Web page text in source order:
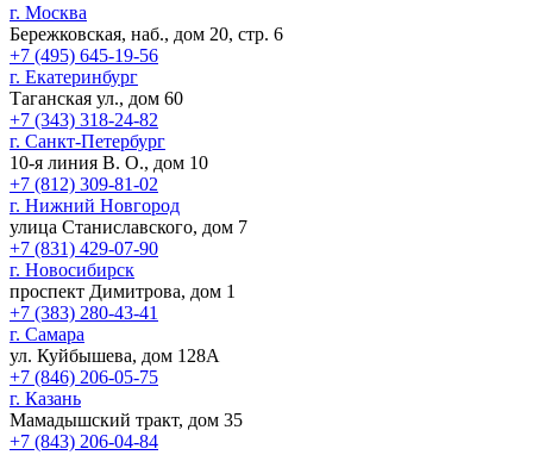
г. Москва
Бережковская, наб., дом 20, стр. 6
+7 (495) 645-19-56
г. Екатеринбург
Таганская ул., дом 60
+7 (343) 318-24-82
г. Санкт-Петербург
10-я линия В. О., дом 10
+7 (812) 309-81-02
г. Нижний Новгород
улица Станиславского, дом 7
+7 (831) 429-07-90
г. Новосибирск
проспект Димитрова, дом 1
+7 (383) 280-43-41
г. Самара
ул. Куйбышева, дом 128А
+7 (846) 206-05-75
г. Казань
Мамадышский тракт, дом 35
+7 (843) 206-04-84